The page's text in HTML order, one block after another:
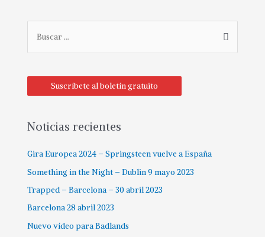
c
p
r
:
Suscríbete al boletín gratuito
Noticias recientes
Gira Europea 2024 – Springsteen vuelve a España
Something in the Night – Dublin 9 mayo 2023
Trapped – Barcelona – 30 abril 2023
Barcelona 28 abril 2023
Nuevo vídeo para Badlands